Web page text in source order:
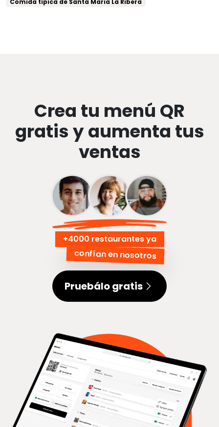
Crea tu menú QR
gratis y aumenta tus
ventas
+4000 restaurantes ya
confían en nosotros
Pruebálo gratis